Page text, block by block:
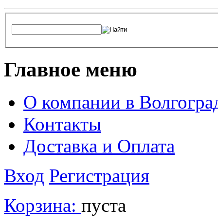
Главное меню
О компании в
Контакты
Доставка и Оплата
Вход Регистрация
Корзина: пуста